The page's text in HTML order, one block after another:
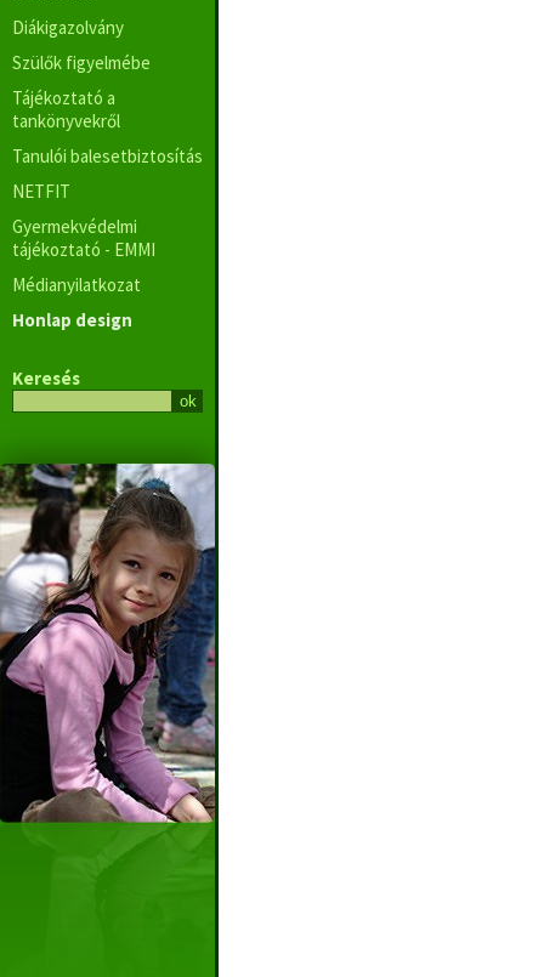
Diákigazolvány
Szülők figyelmébe
Tájékoztató a
tankönyvekről
Tanulói balesetbiztosítás
NETFIT
Gyermekvédelmi
tájékoztató - EMMI
Médianyilatkozat
Honlap design
Keresés